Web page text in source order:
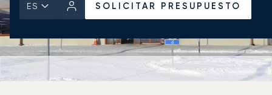
ES SOLICITAR PRESUPUESTO